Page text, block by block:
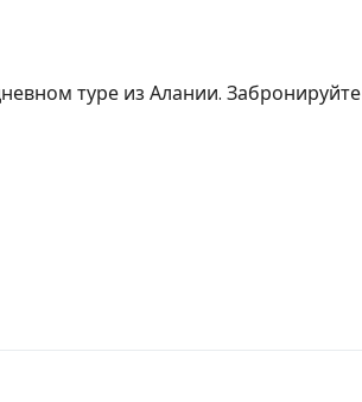
туре из Алании. Забронируйте